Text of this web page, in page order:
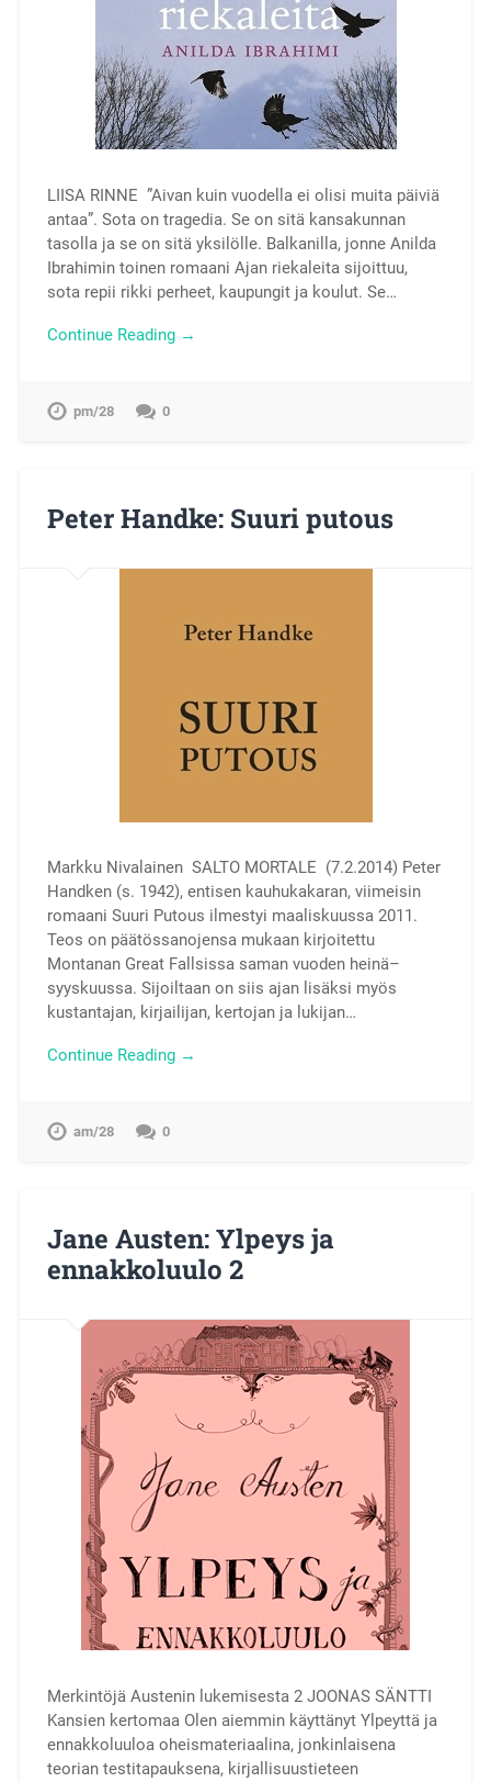
LIISA RINNE ”Aivan kuin vuodella ei olisi muita päiviä
antaa”. Sota on tragedia. Se on sitä kansakunnan
tasolla ja se on sitä yksilölle. Balkanilla, jonne Anilda
Ibrahimin toinen romaani Ajan riekaleita sijoittuu,
sota repii rikki perheet, kaupungit ja koulut. Se…
Continue Reading →
pm/28 0
Peter Handke: Suuri putous
Markku Nivalainen SALTO MORTALE (7.2.2014) Peter
Handken (s. 1942), entisen kauhukakaran, viimeisin
romaani Suuri Putous ilmestyi maaliskuussa 2011.
Teos on päätössanojensa mukaan kirjoitettu
Montanan Great Fallsissa saman vuoden heinä–
syyskuussa. Sijoiltaan on siis ajan lisäksi myös
kustantajan, kirjailijan, kertojan ja lukijan…
Continue Reading →
am/28 0
Jane Austen: Ylpeys ja
ennakkoluulo 2
Merkintöjä Austenin lukemisesta 2 JOONAS SÄNTTI
Kansien kertomaa Olen aiemmin käyttänyt Ylpeyttä ja
ennakkoluuloa oheismateriaalina, jonkinlaisena
teorian testitapauksena, kirjallisuustieteen